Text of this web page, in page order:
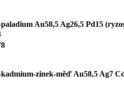
Au58,5 Ag26,5 Pd15
zinek-měď Au58,5 Ag7